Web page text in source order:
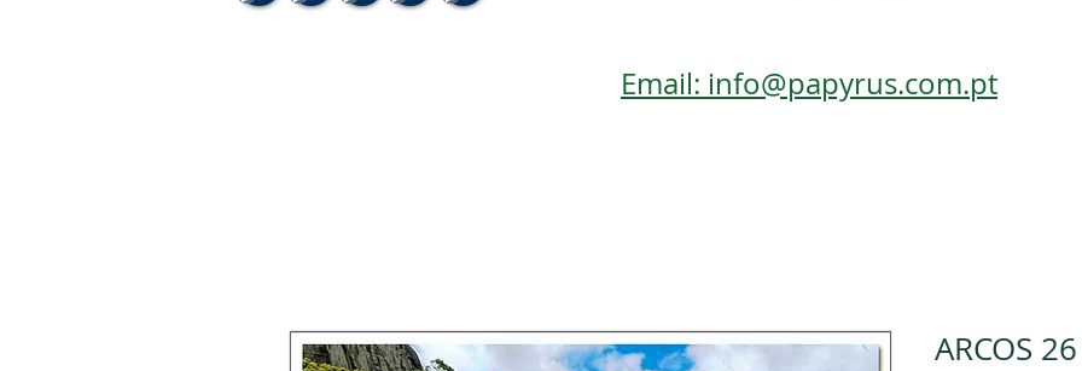
Email: info@papyrus.com.pt
ARCOS 26